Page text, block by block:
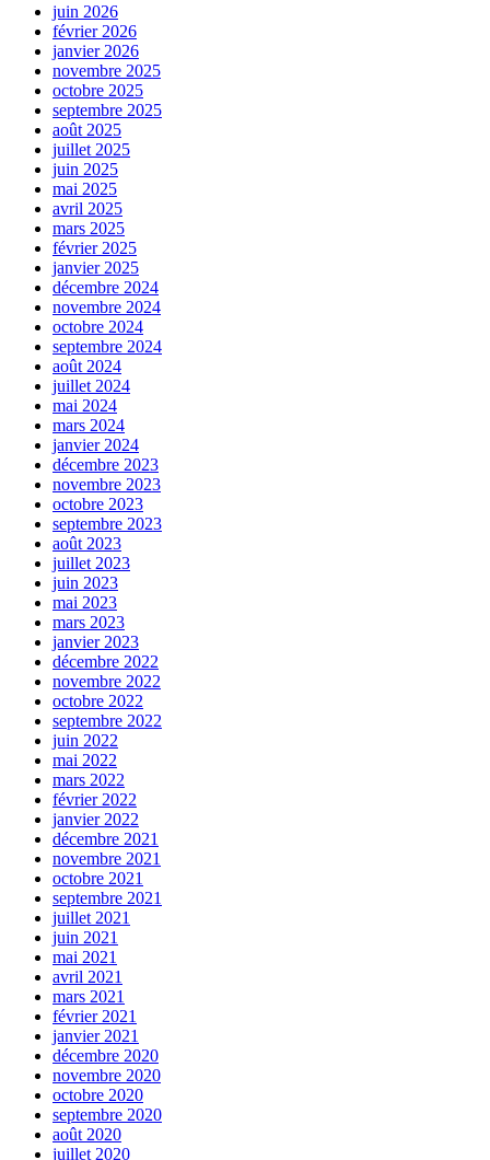
juin 2026
février 2026
janvier 2026
novembre 2025
octobre 2025
septembre 2025
août 2025
juillet 2025
juin 2025
mai 2025
avril 2025
mars 2025
février 2025
janvier 2025
décembre 2024
novembre 2024
octobre 2024
septembre 2024
août 2024
juillet 2024
mai 2024
mars 2024
janvier 2024
décembre 2023
novembre 2023
octobre 2023
septembre 2023
août 2023
juillet 2023
juin 2023
mai 2023
mars 2023
janvier 2023
décembre 2022
novembre 2022
octobre 2022
septembre 2022
juin 2022
mai 2022
mars 2022
février 2022
janvier 2022
décembre 2021
novembre 2021
octobre 2021
septembre 2021
juillet 2021
juin 2021
mai 2021
avril 2021
mars 2021
février 2021
janvier 2021
décembre 2020
novembre 2020
octobre 2020
septembre 2020
août 2020
juillet 2020